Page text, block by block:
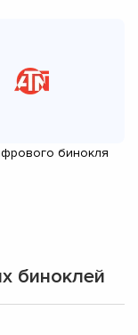
бинокля
биноклей